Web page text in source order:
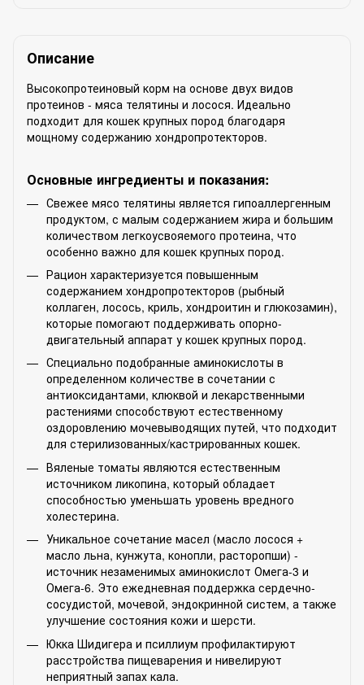
Описание
Высокопротеиновый корм на основе двух видов
протеинов - мяса телятины и лосося. Идеально
подходит для кошек крупных пород благодаря
мощному содержанию хондропротекторов.
Основные ингредиенты и показания:
Свежее мясо телятины является гипоаллергенным
продуктом, с малым содержанием жира и большим
количеством легкоусвояемого протеина, что
особенно важно для кошек крупных пород.
Рацион характеризуется повышенным
содержанием хондропротекторов (рыбный
коллаген, лосось, криль, хондроитин и глюкозамин),
которые помогают поддерживать опорно-
двигательный аппарат у кошек крупных пород.
Специально подобранные аминокислоты в
определенном количестве в сочетании с
антиоксидантами, клюквой и лекарственными
растениями способствуют естественному
оздоровлению мочевыводящих путей, что подходит
для стерилизованных/кастрированных кошек.
Вяленые томаты являются естественным
источником ликопина, который обладает
способностью уменьшать уровень вредного
холестерина.
Уникальное сочетание масел (масло лосося +
масло льна, кунжута, конопли, расторопши) -
источник незаменимых аминокислот Омега-3 и
Омега-6. Это ежедневная поддержка сердечно-
сосудистой, мочевой, эндокринной систем, а также
улучшение состояния кожи и шерсти.
Юкка Шидигера и псиллиум профилактируют
расстройства пищеварения и нивелируют
неприятный запах кала.